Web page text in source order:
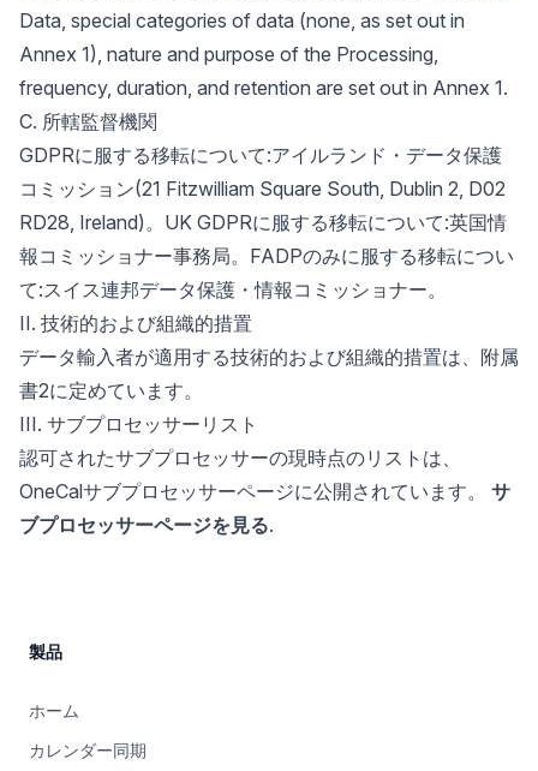
Data, special categories of data (none, as set out in
Annex 1), nature and purpose of the Processing,
frequency, duration, and retention are set out in Annex 1.
C. 所轄監督機関
GDPRに服する移転について:アイルランド・データ保護
コミッション(21 Fitzwilliam Square South, Dublin 2, D02
RD28, Ireland)。UK GDPRに服する移転について:英国情
報コミッショナー事務局。FADPのみに服する移転につい
て:スイス連邦データ保護・情報コミッショナー。
II. 技術的および組織的措置
データ輸入者が適用する技術的および組織的措置は、附属
書2に定めています。
III. サブプロセッサーリスト
認可されたサブプロセッサーの現時点のリストは、
OneCalサブプロセッサーページに公開されています。
サ
ブプロセッサーページを見る.
製品
ホーム
カレンダー同期